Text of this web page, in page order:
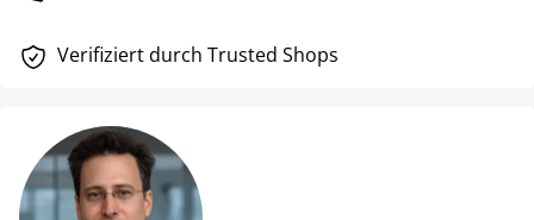
Verifiziert durch Trusted Shops